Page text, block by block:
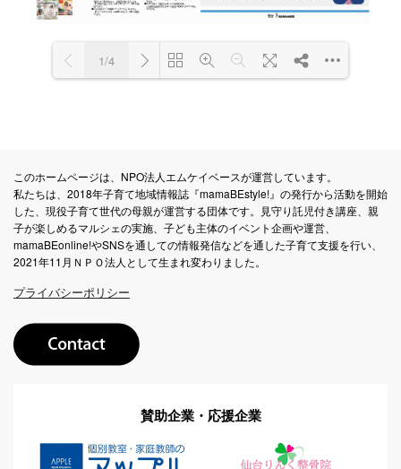
info, FAQs and issues
please refer toDearFlip
WordPress Flipbook Plugin
Helpdocumentation.
1/4
このホームページは、NPO法人エムケイベースが運営しています。
私たちは、2018年子育て地域情報誌『mamaBEstyle!』の発行から活動を開始
した、現役子育て世代の母親が運営する団体です。見守り託児付き講座、親
子が楽しめるマルシェの実施、子ども主体のイベント企画や運営、
mamaBEonline!やSNSを通しての情報発信などを通した子育て支援を行い、
2021年11月ＮＰＯ法人として生まれ変わりました。
プライバシーポリシー
賛助企業・応援企業